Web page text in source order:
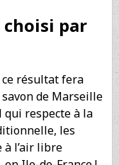
choisi par
ce résultat fera
de Marseille
qui respecte à la
les
l’air libre